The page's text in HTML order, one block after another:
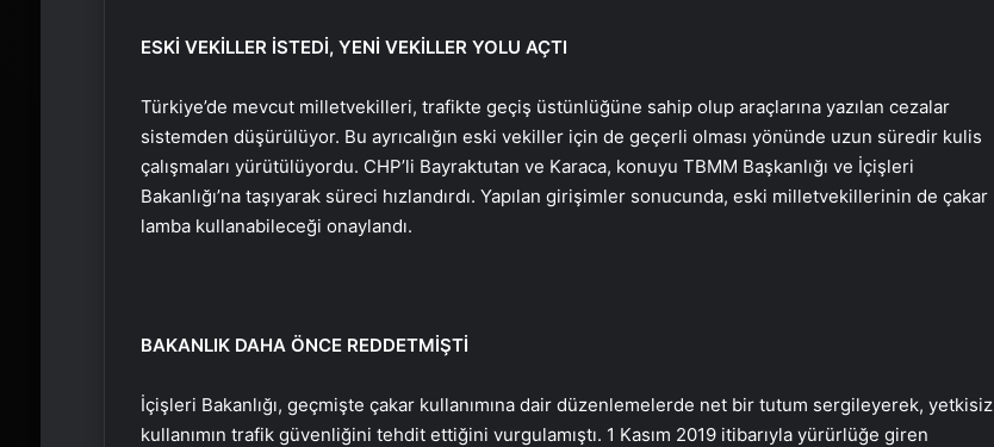
ESKİ VEKİLLER İSTEDİ, YENİ VEKİLLER YOLU AÇTI
Türkiye’de mevcut milletvekilleri, trafikte geçiş üstünlüğüne sahip olup araçlarına yazılan cezalar
sistemden düşürülüyor. Bu ayrıcalığın eski vekiller için de geçerli olması yönünde uzun süredir kulis
çalışmaları yürütülüyordu. CHP’li Bayraktutan ve Karaca, konuyu TBMM Başkanlığı ve İçişleri
Bakanlığı’na taşıyarak süreci hızlandırdı. Yapılan girişimler sonucunda, eski milletvekillerinin de çakar
lamba kullanabileceği onaylandı.
BAKANLIK DAHA ÖNCE REDDETMİŞTİ
İçişleri Bakanlığı, geçmişte çakar kullanımına dair düzenlemelerde net bir tutum sergileyerek, yetkisiz
kullanımın trafik güvenliğini tehdit ettiğini vurgulamıştı. 1 Kasım 2019 itibarıyla yürürlüğe giren